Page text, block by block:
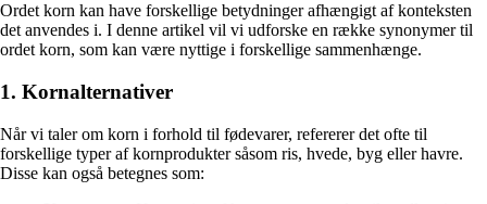
Ordet korn kan have forskellige betydninger afhængigt af konteksten
det anvendes i. I denne artikel vil vi udforske en række synonymer til
ordet korn, som kan være nyttige i forskellige sammenhænge.
1. Kornalternativer
Når vi taler om korn i forhold til fødevarer, refererer det ofte til
forskellige typer af kornprodukter såsom ris, hvede, byg eller havre.
Disse kan også betegnes som: